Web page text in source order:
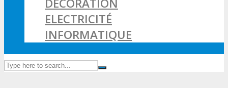
DÉCORATION
ELECTRICITÉ
INFORMATIQUE